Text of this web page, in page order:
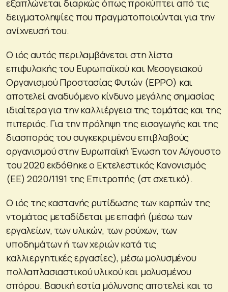
εξαπλώνεται διαρκώς όπως προκύπτει από τις
δειγματοληψίες που πραγματοποιούνται για την
ανίχνευσή του.
Ο ιός αυτός περιλαμβάνεται στη λίστα
επιφυλακής του Ευρωπαϊκού και Μεσογειακού
Οργανισμού Προστασίας Φυτών (EPPO) και
αποτελεί αναδυόμενο κίνδυνο μεγάλης σημασίας
ιδιαίτερα για την καλλιέργεια της τομάτας και της
πιπεριάς. Για την πρόληψη της εισαγωγής και της
διασποράς του συγκεκριμένου επιβλαβούς
οργανισμού στην Ευρωπαϊκή Ένωση τον Αύγουστο
του 2020 εκδόθηκε ο Εκτελεστικός Κανονισμός
(ΕΕ) 2020/1191 της Επιτροπής (στ σχετικό).
Ο ιός της καστανής ρυτίδωσης των καρπών της
ντομάτας μεταδίδεται με επαφή (μέσω των
εργαλείων, των υλικών, των ρούχων, των
υποδημάτων ή των χεριών κατά τις
καλλιεργητικές εργασίες), μέσω μολυσμένου
πολλαπλασιαστικού υλικού και μολυσμένου
σπόρου. Βασική εστία μόλυνσης αποτελεί και το